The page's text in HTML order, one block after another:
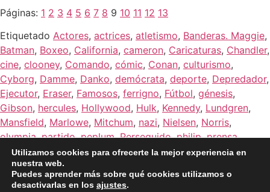
Páginas: 1 2 3 4 5 6 7 8 9 10 11 12 13
Etiquetado Actores, actrices, atletismo, Banderas. Maggie,
Batman, Boxeo, California, cameron, Caricaturas, Chandler,
cine, clooney, Comando, cómic, Conan, culturismo,
Cyborg, Damme, Danko, demócrata, deporte, Depredador,
Ejecutor, Eraser, Famosos, ferrigno, Fútbol, génesis,
Gibson, hercules, Hollywood, Hulk, Kennedy, Lundgren,
Mansfield, Marlowe, Mitchum, nazi, Nielsen, Norris,
olympia,partido,peplum,Perseguido,philip,prensa,
raymond,republicano,Robin,rourke,Shriver,Snipes,sonja
Stallone,Statham
Willis,zombie
Utilizamos cookies para ofrecerte la mejor experiencia en
nuestra web.
Puedes aprender más sobre qué cookies utilizamos o
desactivarlas en los ajustes.